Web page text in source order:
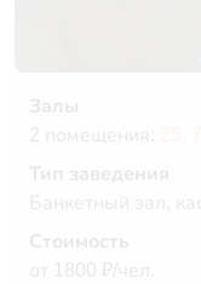
Залы
2 помещения:
Тип заведения
Банкетный зал,
Стоимость
от 1800 ₽/чел.